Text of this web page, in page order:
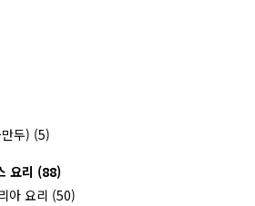
두) (5)
요리 (88)
아 요리 (50)